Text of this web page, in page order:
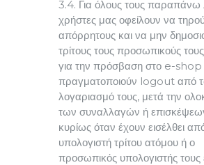
3.4. Για όλους τους παραπάνω
χρήστες μας οφείλουν να
απόρρητους και να μην
τρίτους τους προσωπικούς
για την πρόσβαση στο e-shop
πραγματοποιούν logout από
λογαριασμό τους, μετά την
των συναλλαγών ή
κυρίως όταν έχουν εισέλθει
υπολογιστή τρίτου ατόμου ή ο
προσωπικός υπολογιστής τους